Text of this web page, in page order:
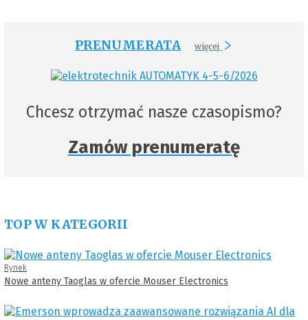
PRENUMERATA więcej
Chcesz otrzymać nasze czasopismo?
Zamów prenumeratę
TOP W KATEGORII
Rynek
Nowe anteny Taoglas w ofercie Mouser Electronics